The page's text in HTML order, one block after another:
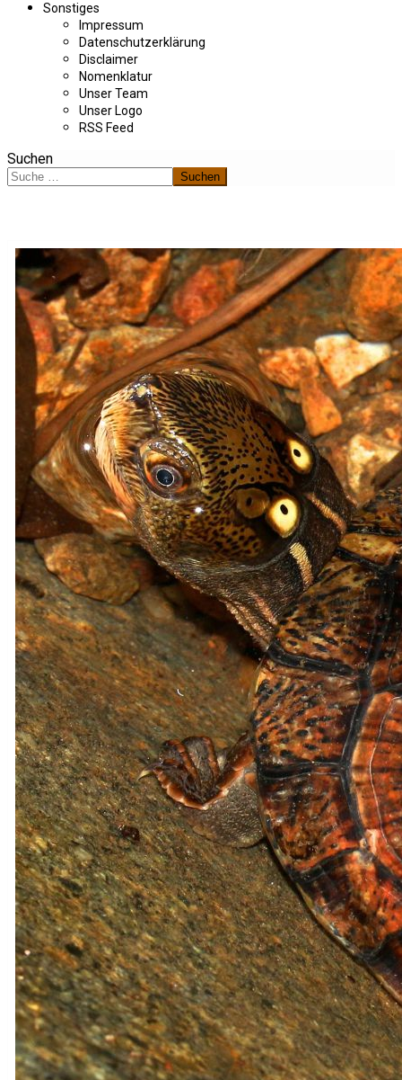
Sonstiges
Impressum
Datenschutzerklärung
Disclaimer
Nomenklatur
Unser Team
Unser Logo
RSS Feed
Suchen
Suchen